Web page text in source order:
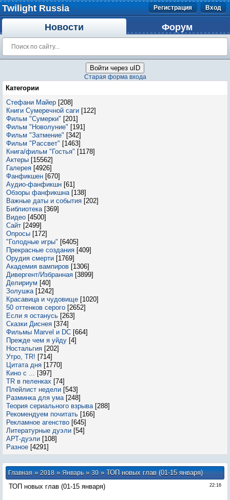
Twilight Russia Регистрация Вход
Новости Форум
Войти через uID
Старая форма входа
Категории
Стефани Майер [208]
Книги Сумеречной саги [122]
Фильм "Сумерки" [201]
Фильм "Новолуние" [191]
Фильм "Затмение" [342]
Фильм "Рассвет" [1463]
Книга/фильм "Гостья" [1178]
Актеры [15562]
Галерея [4926]
Фанфикшен [670]
Аудио-фанфикшн [61]
Обзоры фанфикшна [138]
Важные даты и события [202]
Библиотека [369]
Видео [4500]
Сайт [2499]
Опросы [172]
"Голодные игры" [6405]
Прекрасные создания [409]
Орудия смерти [1769]
Академия вампиров [1306]
Дивергент/Избранная [3899]
Делириум [40]
Золушка [1242]
Красавица и чудовище [1020]
50 оттенков серого [2652]
Если я останусь [263]
Сказки Диснея [374]
Фильмы Marvel и DC [664]
Прежде чем я уйду [4]
Ностальгия [202]
Утро, TR! [714]
Цитата дня [1770]
Кино с ... [397]
TR в пеленках [74]
Плейлист недели [543]
Разминка для ума [248]
Теория сериального взрыва [288]
Рекомендуем почитать [166]
Рекламное агенство [645]
Литературные дуэли [54]
АРТ-дуэли [108]
Разное [4291]
Главная»2018 » Январь » 30» ТОП новых глав (01-15 января)
22:16
ТОП новых глав (01-15 января)